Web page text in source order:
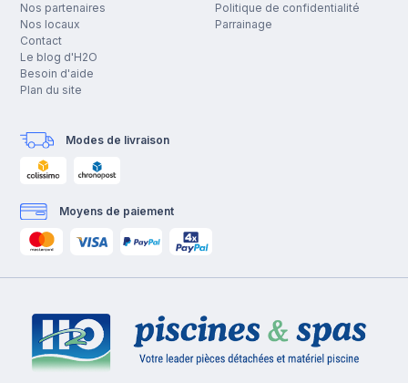
Nos partenaires
Nos locaux
Contact
Le blog d'H2O
Besoin d'aide
Plan du site
Politique de confidentialité
Parrainage
Modes de livraison
Moyens de paiement